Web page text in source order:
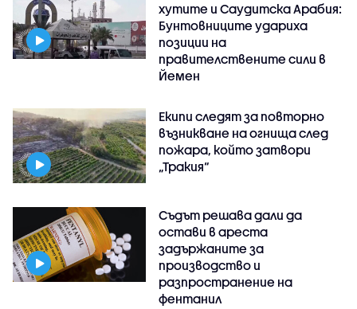
хутите и Саудитска Арабия:
Бунтовниците удариха
позиции на
правителствените сили в
Йемен
Екипи следят за повторно
възникване на огнища след
пожара, който затвори
„Тракия“
Съдът решава дали да
остави в ареста
задържаните за
производство и
разпространение на
фентанил